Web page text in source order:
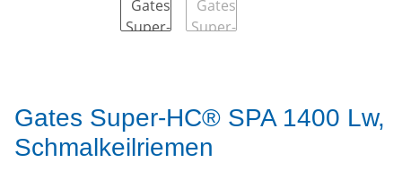
Gates Super-HC® SPA 1400 Lw,
Schmalkeilriemen